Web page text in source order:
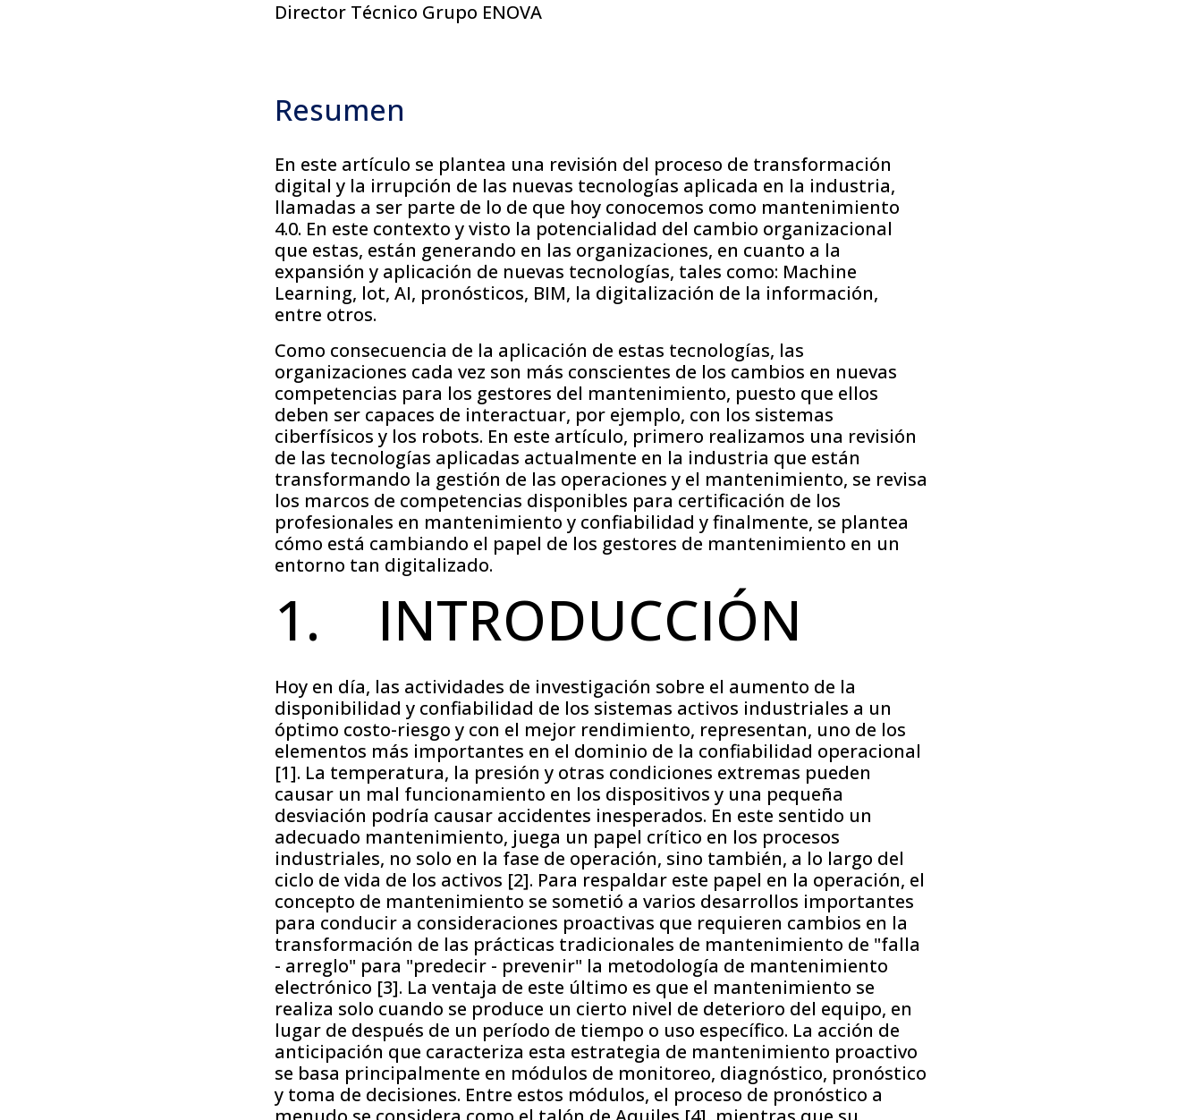
Director Técnico Grupo ENOVA
Resumen
En este artículo se plantea una revisión del proceso de transformación
digital y la irrupción de las nuevas tecnologías aplicada en la industria,
llamadas a ser parte de lo de que hoy conocemos como mantenimiento
4.0. En este contexto y visto la potencialidad del cambio organizacional
que estas, están generando en las organizaciones, en cuanto a la
expansión y aplicación de nuevas tecnologías, tales como: Machine
Learning, lot, AI, pronósticos, BIM, la digitalización de la información,
entre otros.
Como consecuencia de la aplicación de estas tecnologías, las
organizaciones cada vez son más conscientes de los cambios en nuevas
competencias para los gestores del mantenimiento, puesto que ellos
deben ser capaces de interactuar, por ejemplo, con los sistemas
ciberfísicos y los robots. En este artículo, primero realizamos una revisión
de las tecnologías aplicadas actualmente en la industria que están
transformando la gestión de las operaciones y el mantenimiento, se revisa
los marcos de competencias disponibles para certificación de los
profesionales en mantenimiento y confiabilidad y finalmente, se plantea
cómo está cambiando el papel de los gestores de mantenimiento en un
entorno tan digitalizado.
1. INTRODUCCIÓN
Hoy en día, las actividades de investigación sobre el aumento de la
disponibilidad y confiabilidad de los sistemas activos industriales a un
óptimo costo-riesgo y con el mejor rendimiento, representan, uno de los
elementos más importantes en el dominio de la confiabilidad operacional
[1]. La temperatura, la presión y otras condiciones extremas pueden
causar un mal funcionamiento en los dispositivos y una pequeña
desviación podría causar accidentes inesperados. En este sentido un
adecuado mantenimiento, juega un papel crítico en los procesos
industriales, no solo en la fase de operación, sino también, a lo largo del
ciclo de vida de los activos [2]. Para respaldar este papel en la operación, el
concepto de mantenimiento se sometió a varios desarrollos importantes
para conducir a consideraciones proactivas que requieren cambios en la
transformación de las prácticas tradicionales de mantenimiento de "falla
- arreglo" para "predecir - prevenir" la metodología de mantenimiento
electrónico [3]. La ventaja de este último es que el mantenimiento se
realiza solo cuando se produce un cierto nivel de deterioro del equipo, en
lugar de después de un período de tiempo o uso específico. La acción de
anticipación que caracteriza esta estrategia de mantenimiento proactivo
se basa principalmente en módulos de monitoreo, diagnóstico, pronóstico
y toma de decisiones. Entre estos módulos, el proceso de pronóstico a